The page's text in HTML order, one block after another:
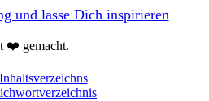
und lasse Dich inspirieren
❤️ gemacht.
Inhaltsverzeichns